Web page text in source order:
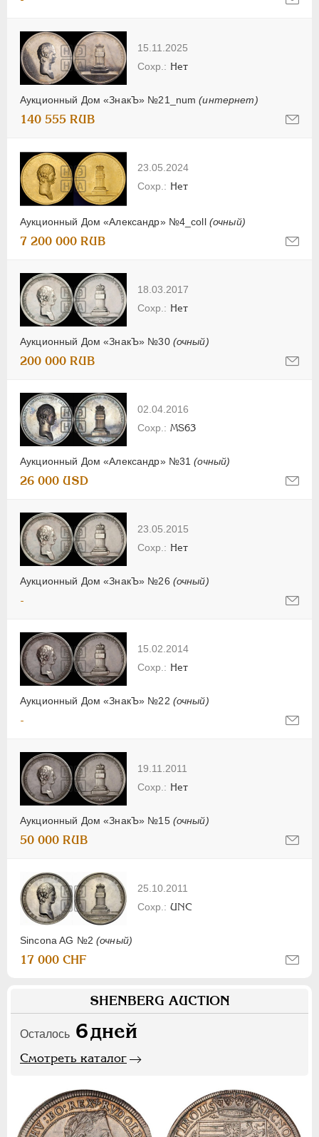
15.11.2025
Аукционный Дом «ЗнакЪ» №21_num(интернет)
Нет
140 555 RUB
23.05.2024
Аукционный Дом «Александр» №4_coll (очный)
Нет
7 200 000 RUB
18.03.2017
Аукционный Дом «ЗнакЪ» №30 (очный)
Нет
200 000 RUB
02.04.2016
Аукционный Дом «Александр» №31(очный)
MS63
26 000 USD
23.05.2015
Аукционный Дом «ЗнакЪ» №26 (очный)
Нет
-
15.02.2014
Аукционный Дом «ЗнакЪ» №22 (очный)
Нет
-
19.11.2011
Аукционный Дом «ЗнакЪ» №15 (очный)
Нет
50 000 RUB
25.10.2011
Sincona AG №2 (очный)
UNC
17 000 CHF
SHENBERG AUCTION
Осталось 6дней
Смотреть каталог